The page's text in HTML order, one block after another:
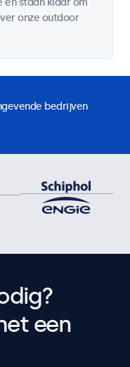
en staan klaar om
onze outdoor
bedrijven
een